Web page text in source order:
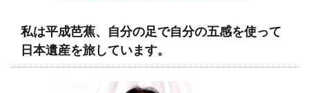
私は平成芭蕉、自分の足で自分の五感を使って
日本遺産を旅しています。